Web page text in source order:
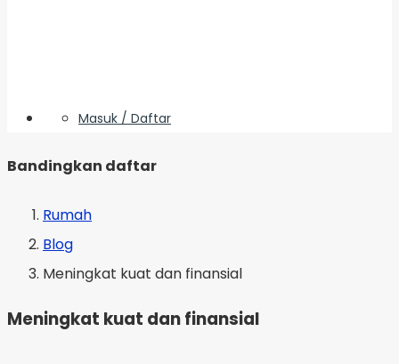
Masuk / Daftar
Bandingkan daftar
Rumah
Blog
Meningkat kuat dan finansial
Meningkat kuat dan finansial